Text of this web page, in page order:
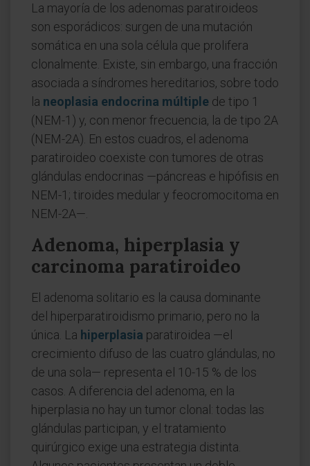
La mayoría de los adenomas paratiroideos
son esporádicos: surgen de una mutación
somática en una sola célula que prolifera
clonalmente. Existe, sin embargo, una fracción
asociada a síndromes hereditarios, sobre todo
la neoplasia endocrina múltiple de tipo 1
(NEM-1) y, con menor frecuencia, la de tipo 2A
(NEM-2A). En estos cuadros, el adenoma
paratiroideo coexiste con tumores de otras
glándulas endocrinas —páncreas e hipófisis en
NEM-1; tiroides medular y feocromocitoma en
NEM-2A—.
Adenoma, hiperplasia y
carcinoma paratiroideo
El adenoma solitario es la causa dominante
del hiperparatiroidismo primario, pero no la
única. La hiperplasia paratiroidea —el
crecimiento difuso de las cuatro glándulas, no
de una sola— representa el 10-15 % de los
casos. A diferencia del adenoma, en la
hiperplasia no hay un tumor clonal: todas las
glándulas participan, y el tratamiento
quirúrgico exige una estrategia distinta.